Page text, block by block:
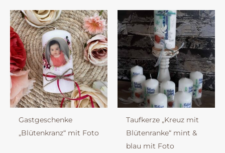
Gastgeschenke
„Blütenkranz“ mit Foto
Taufkerze „Kreuz mit
Blütenranke“ mint &
blau mit Foto